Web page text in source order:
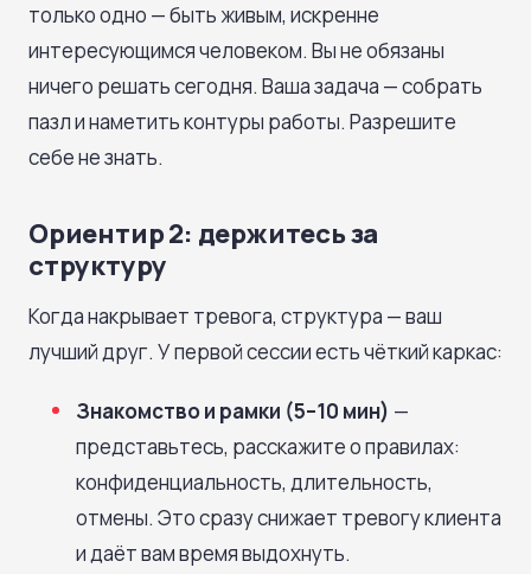
только одно — быть живым, искренне
интересующимся человеком. Вы не обязаны
ничего решать сегодня. Ваша задача — собрать
пазл и наметить контуры работы. Разрешите
себе не знать.
Ориентир 2: держитесь за
структуру
Когда накрывает тревога, структура — ваш
лучший друг. У первой сессии есть чёткий каркас:
Знакомство и рамки (5–10 мин) —
представьтесь, расскажите о правилах:
конфиденциальность, длительность,
отмены. Это сразу снижает тревогу клиента
и даёт вам время выдохнуть.